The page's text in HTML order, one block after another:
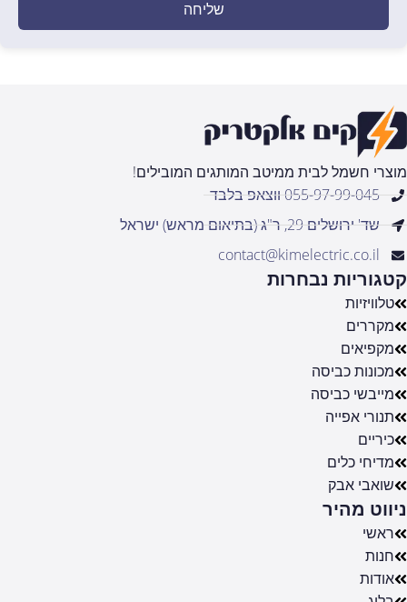
שליחה
מוצרי חשמל לבית ממיטב המותגים המובילים!
055-97-99-045 ווצאפ בלבד
שד' ירושלים 29, ר"ג (בתיאום מראש) ישראל
contact@kimelectric.co.il
קטגוריות נבחרות
טלוויזיות
מקררים
מקפיאים
מכונות כביסה
מייבשי כביסה
תנורי אפייה
כיריים
מדיחי כלים
שואבי אבק
ניווט מהיר
ראשי
חנות
אודות